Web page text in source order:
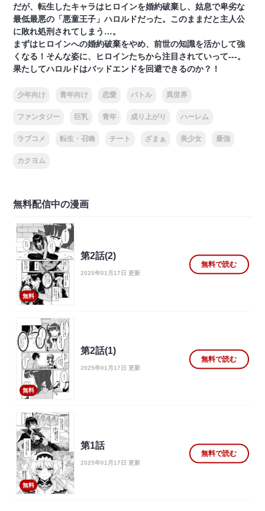
だが、転生したキャラはヒロインを婚約破棄し、姑息で卑劣な
最低最悪の「悪童王子」ハロルドだった。このままだと主人公
に敗れ処刑されてしまう…。
まずはヒロインへの婚約破棄をやめ、前世の知識を活かして強
くなる！そんな姿に、ヒロインたちから注目されていって---。
果たしてハロルドはバッドエンドを回避できるのか？！
少年向け 青年向け 恋愛 バトル 異世界
ファンタジー 巨乳 青年 成り上がり ハーレム
ラブコメ 転生・召喚 チート ざまぁ 美少女 最強
カクヨム
無料配信中の漫画
無料
第2話(2)
2025年01月17日 更新
無料で読む
無料
第2話(1)
2025年01月17日 更新
無料で読む
無料
第1話
2025年01月17日 更新
無料で読む